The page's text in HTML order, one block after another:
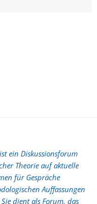
ein Diskussionsforum
Theorie auf aktuelle
für Gespräche
Auffassungen
dient als Forum, das